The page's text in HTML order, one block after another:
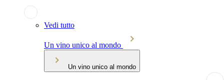
Vedi tutto
Un vino unico al mondo
Un vino unico al mondo